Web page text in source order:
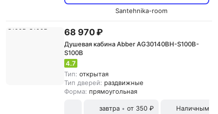
Santehnika-room
68 970 ₽
Душевая кабина Abber AG30140BH-S100B-
S100B
4.7
Тип: открытая
Тип дверей: раздвижные
Форма: прямоугольная
завтра • от 350 ₽ Наличными